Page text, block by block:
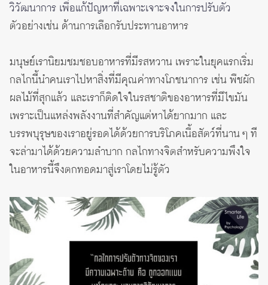
วิวัฒนาการ เพื่อแก้ปัญหาที่เฉพาะเจาะจงในการปรับตัว
ตัวอย่างเช่น ด้านการเลือกรับประทานอาหาร
มนุษย์เรานิยมชมชอบอาหารที่มีรสหวาน เพราะในยุคแรกเริ่ม
กลไกนี้นำคนเราไปหาสิ่งที่มีคุณค่าทางโภชนาการ เช่น พืชผัก
ผลไม้ที่สุกแล้ว และเราก็ติดใจในรสชาติของอาหารที่มีไขมัน
เพราะเป็นแหล่งพลังงานที่สำคัญแต่หาได้ยากมาก และ
บรรพบุรุษของเราอยู่รอดได้ด้วยการบริโภคเนื้อสัตว์ที่นาน ๆ ที
จะล่ามาได้ด้วยความลำบาก กลไกทางจิตสำหรับความพึงใจ
ในอาหารนี้จึงตกทอดมาสู่เราโดยไม่รู้ตัว